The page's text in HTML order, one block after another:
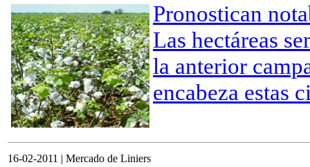
Pronostican
Las hectáreas
la anterior
encabeza estas
16-02-2011 | Mercado de Liniers